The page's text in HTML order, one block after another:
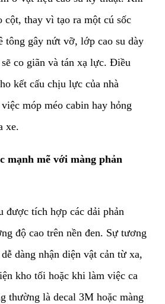
cột, thay vì tạo ra một cú sốc
tông gây nứt vỡ, lớp cao su dày
co giãn và tán xạ lực. Điều
kết cấu chịu lực của nhà
móp méo cabin hay hỏng
xe.
mạnh mẽ với màng phản
được tích hợp các dải phản
độ cao trên nền đen. Sự tương
dàng nhận diện vật cản từ xa,
kho tối hoặc khi làm việc ca
thường là decal 3M hoặc màng